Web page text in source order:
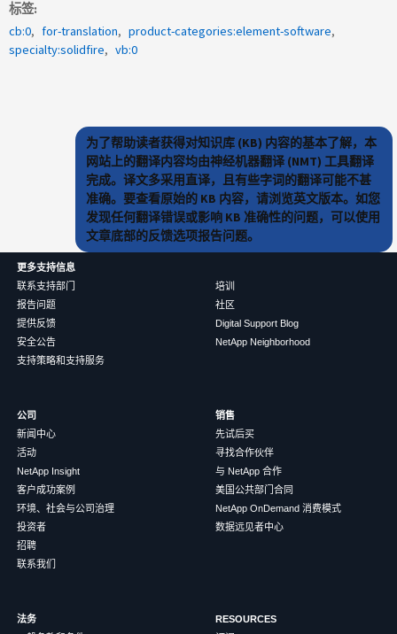
标签
cb:0
for-translation
product-categories:element-software
specialty:solidfire
vb:0
为了帮助读者获得对知识库 (KB) 内容的基本了解，本
网站上的翻译内容均由神经机器翻译 (NMT) 工具翻译
完成。译文多采用直译，且有些字词的翻译可能不甚
准确。要查看原始的 KB 内容，请浏览英文版本。如您
发现任何翻译错误或影响 KB 准确性的问题，可以使用
文章底部的反馈选项报告问题。
更多支持信息
联系支持部门
报告问题
提供反馈
安全公告
支持策略和支持服务
培训
社区
Digital Support Blog
NetApp Neighborhood
公司
新闻中心
活动
NetApp Insight
客户成功案例
环境、社会与公司治理
投资者
招聘
联系我们
销售
先试后买
寻找合作伙伴
与 NetApp 合作
美国公共部门合同
NetApp OnDemand 消费模式
数据远见者中心
法务
RESOURCES